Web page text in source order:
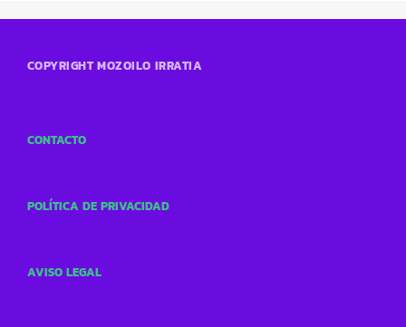
COPYRIGHT MOZOILO IRRATIA
CONTACTO
POLÍTICA DE PRIVACIDAD
AVISO LEGAL